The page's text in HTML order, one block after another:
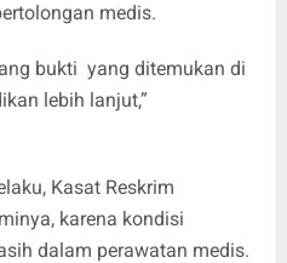
medis.
bukti yang ditemukan di
lebih lanjut,”
Kasat Reskrim
karena kondisi
dalam perawatan medis.